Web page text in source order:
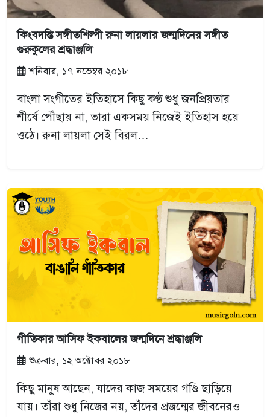
কিংবদন্তি সঙ্গীতশিল্পী রুনা লায়লার জন্মদিনের সঙ্গীত
গুরুকুলের শ্রদ্ধাঞ্জলি
শনিবার, ১৭ নভেম্বর ২০১৮
বাংলা সংগীতের ইতিহাসে কিছু কণ্ঠ শুধু জনপ্রিয়তার
শীর্ষে পৌঁছায় না, তারা একসময় নিজেই ইতিহাস হয়ে
ওঠে। রুনা লায়লা সেই বিরল…
গীতিকার আসিফ ইকবালের জন্মদিনে শ্রদ্ধাঞ্জলি
শুক্রবার, ১২ অক্টোবর ২০১৮
কিছু মানুষ আছেন, যাদের কাজ সময়ের গণ্ডি ছাড়িয়ে
যায়। তাঁরা শুধু নিজের নয়, তাঁদের প্রজন্মের জীবনেরও